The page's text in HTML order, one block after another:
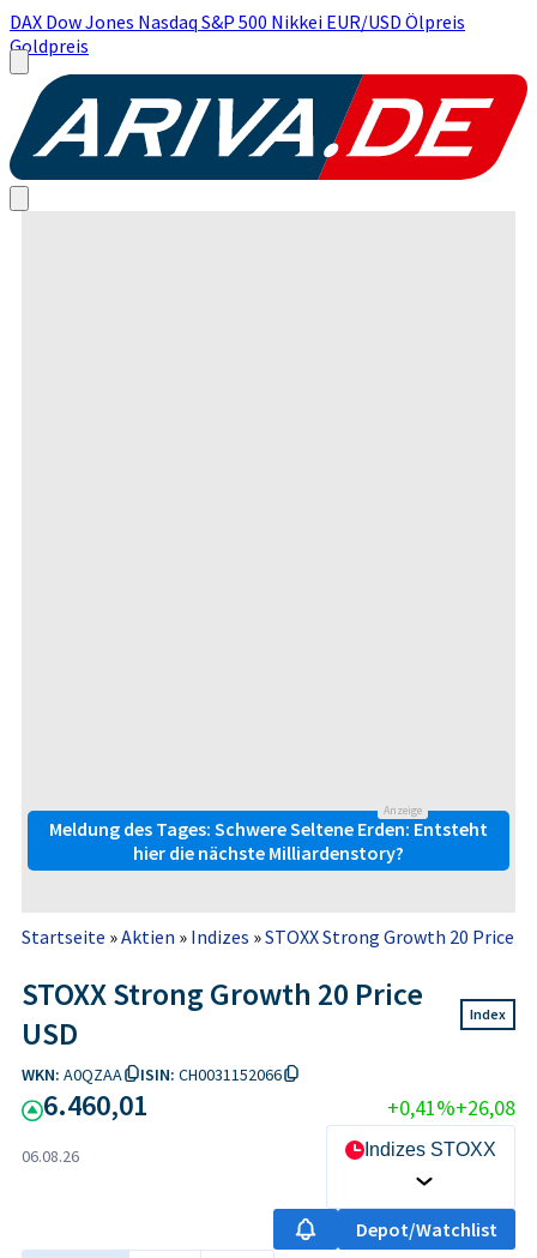
DAX Dow Jones Nasdaq S&P 500 Nikkei EUR/USD Ölpreis
Goldpreis
Anzeige
Meldung des Tages: Schwere Seltene Erden: Entsteht
hier die nächste Milliardenstory?
Startseite »Aktien » Indizes »STOXX Strong Growth 20 Price
STOXX Strong Growth 20 Price
USD
Index
WKN: A0QZAA ISIN: CH0031152066
6.460,01 +0,41%+26,08
06.08.26 Indizes STOXX
Depot/Watchlist